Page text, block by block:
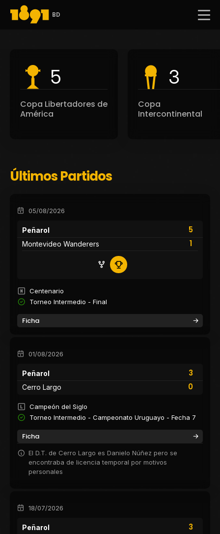
BD
5
Copa Libertadores de
América
3
Copa
Intercontinental
Últimos Partidos
05/08/2026
Peñarol
5
1
Montevideo Wanderers
Centenario
Torneo Intermedio - Final
Ficha
01/08/2026
Peñarol
3
0
Cerro Largo
Campeón del Siglo
Torneo Intermedio - Campeonato Uruguayo - Fecha 7
Ficha
El D.T. de Cerro Largo es Danielo Núñez pero se
encontraba de licencia temporal por motivos
personales
18/07/2026
Peñarol
3